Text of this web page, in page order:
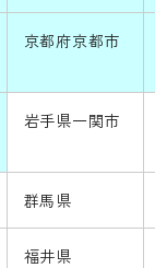
京都府京都市
岩手県一関市
群馬県
福井県